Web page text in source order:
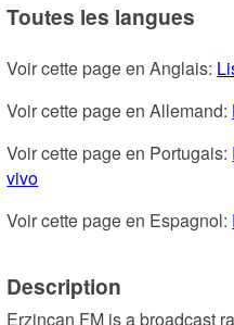
Toutes les langues
Voir cette page en Anglais:
Voir cette page en Allemand:
Voir cette page en Portugais:
vivo
Voir cette page en Espagnol:
Description
Erzincan FM is a broadcast